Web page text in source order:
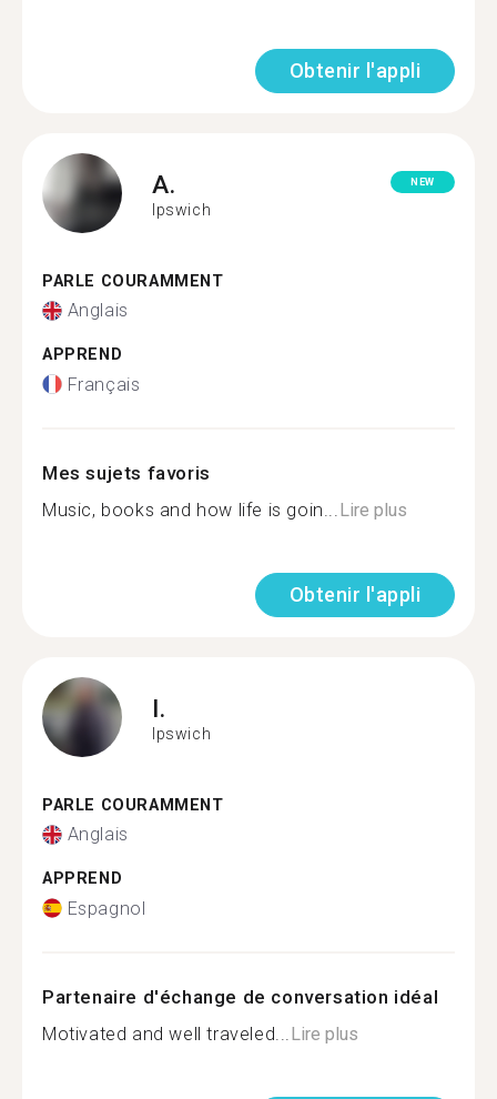
Obtenir l'appli
A.
Ipswich
NEW
PARLE COURAMMENT
Anglais
APPREND
Français
Mes sujets favoris
Music, books and how life is goin... Lire plus
Obtenir l'appli
I.
Ipswich
PARLE COURAMMENT
Anglais
APPREND
Espagnol
Partenaire d'échange de conversation idéal
Motivated and well traveled... Lire plus